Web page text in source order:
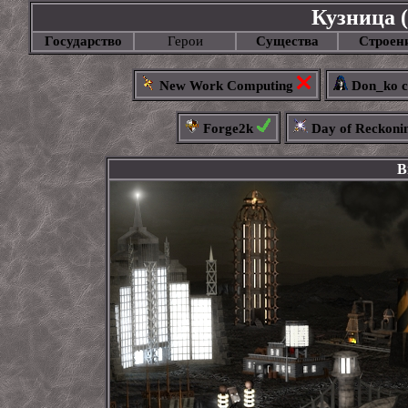
Кузница
Государство Герои Существа
New Work Computing Don_ko
Forge2k Day of